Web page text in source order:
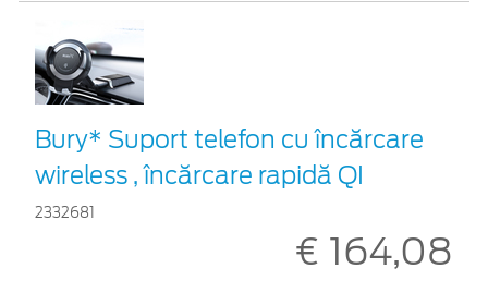
Bury* Suport telefon cu încărcare
wireless , încărcare rapidă QI
2332681
€ 164,08